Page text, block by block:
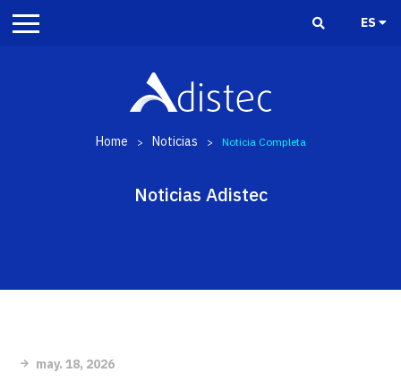
ES
Home > Noticias > Noticia Completa
Noticias Adistec
may. 18, 2026